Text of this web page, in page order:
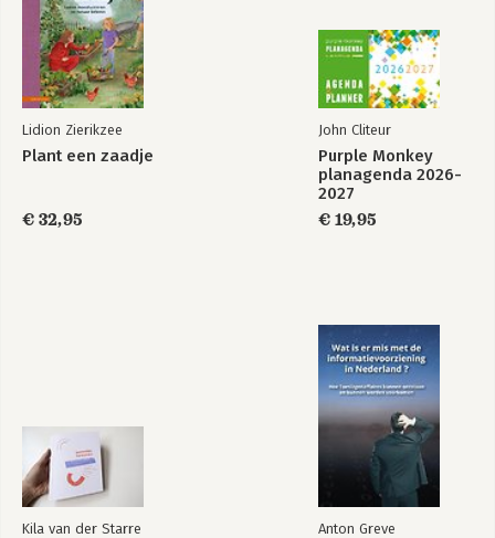
Lidion Zierikzee
Plant een zaadje
€ 32,95
John Cliteur
Purple Monkey
planagenda 2026-
2027
€ 19,95
Kila van der Starre Anton Greve